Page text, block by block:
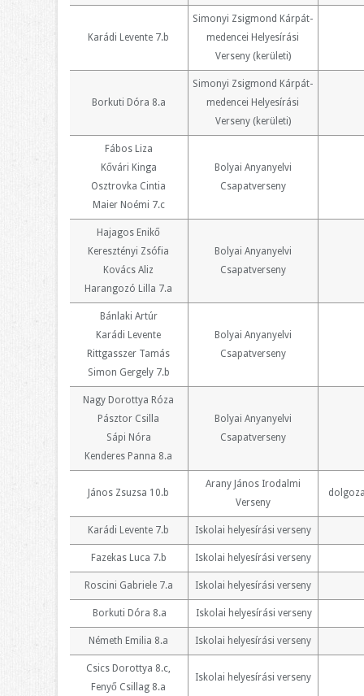
Karádi Levente 7.b
Simonyi Zsigmond Kárpát-
medencei Helyesírási
Verseny (kerületi)
Borkuti Dóra 8.a
Simonyi Zsigmond Kárpát-
medencei Helyesírási
Verseny (kerületi)
Fábos Liza
Kővári Kinga
Osztrovka Cintia
Maier Noémi 7.c
Bolyai Anyanyelvi
Csapatverseny
Hajagos Enikő
Keresztényi Zsófia
Kovács Aliz
Harangozó Lilla 7.a
Bolyai Anyanyelvi
Csapatverseny
Bánlaki Artúr
Karádi Levente
Rittgasszer Tamás
Simon Gergely 7.b
Bolyai Anyanyelvi
Csapatverseny
Nagy Dorottya Róza
Pásztor Csilla
Sápi Nóra
Kenderes Panna 8.a
Bolyai Anyanyelvi
Csapatverseny
János Zsuzsa 10.b
Arany János Irodalmi
Verseny
Karádi Levente 7.b Iskolai helyesírási verseny
Fazekas Luca 7.b Iskolai helyesírási verseny
Roscini Gabriele 7.a Iskolai helyesírási verseny
Borkuti Dóra 8.a Iskolai helyesírási verseny
Németh Emilia 8.a Iskolai helyesírási verseny
Csics Dorottya 8.c,
Fenyő Csillag 8.a
Iskolai helyesírási verseny